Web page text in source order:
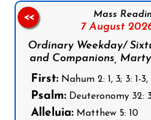
Mass
7 August
Ordinary Weekday/
and Companions,
First: Nahum 2: 1, 3; 3: 1-3,
Psalm: Deuteronomy 32:
Alleluia: Matthew 5: 10
<<